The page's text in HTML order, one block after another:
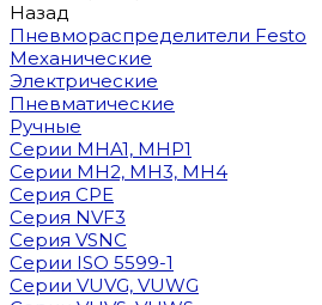
Назад
Пневмораспределители Festo
Механические
Электрические
Пневматические
Ручные
Cерии MHA1, MHP1
Cерии MH2, MH3, MH4
Cерия CPE
Серия NVF3
Серия VSNC
Серии ISO 5599-1
Серии VUVG, VUWG